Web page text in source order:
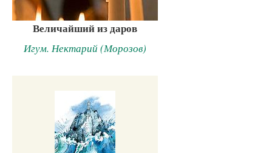
Величайший из даров
Игум. Нектарий (Морозов)